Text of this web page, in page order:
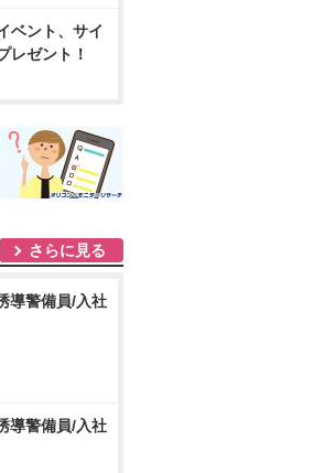
ベント、サイ
レゼント！
さらに見る
導警備員/入社
導警備員/入社